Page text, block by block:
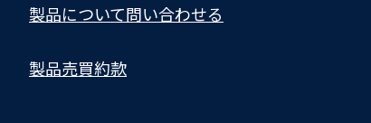
製品について問い合わせる​
製品売買約款